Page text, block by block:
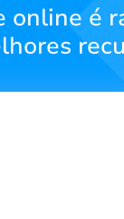
online é